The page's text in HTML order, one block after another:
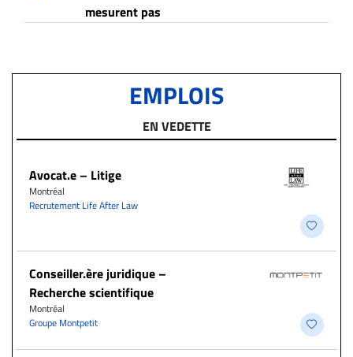
mesurent pas
EMPLOIS
EN VEDETTE
Avocat.e – Litige
Montréal
Recrutement Life After Law
Conseiller.ère juridique –
Recherche scientifique
Montréal
Groupe Montpetit